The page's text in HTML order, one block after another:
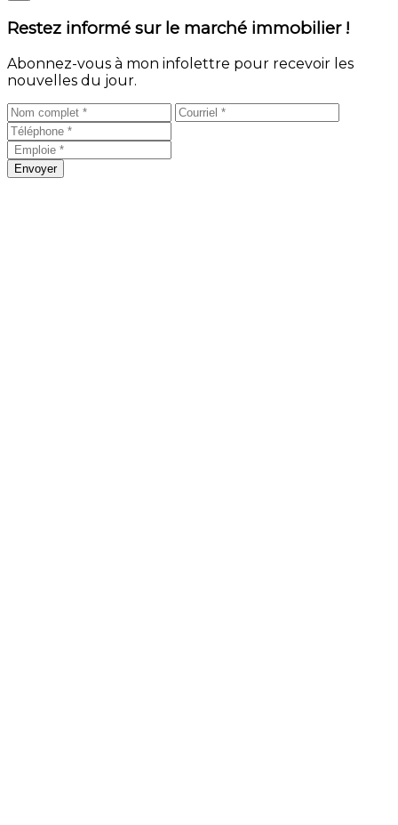
Restez informé sur le marché immobilier !
Abonnez-vous à mon infolettre pour recevoir les
nouvelles du jour.
Envoyer